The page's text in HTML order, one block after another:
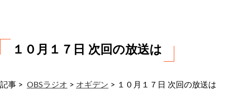
１０月１７日 次回の放送は
記事 > OBSラジオ > オギデン > １０月１７日 次回の放送は